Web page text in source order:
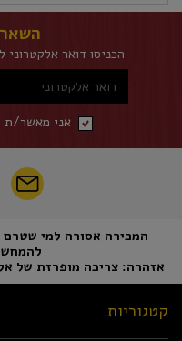
הכניסו דואר
דואר אלקטרוני
אני מאשר/ת
אזהרה: צריכה מופרזת של
קטגוריות